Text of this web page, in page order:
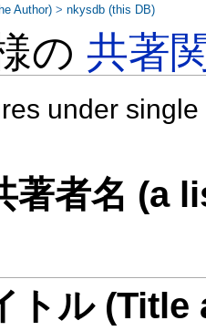
の共著
under
著者名 (a
トル
Author) >nkysdb (this DB)